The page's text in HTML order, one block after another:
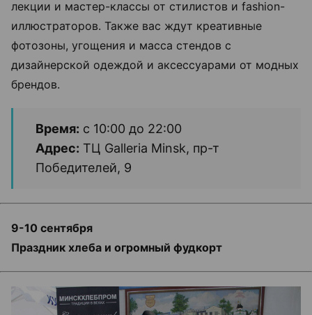
лекции и мастер-классы от стилистов и fashion-
иллюстраторов. Также вас ждут креативные
фотозоны, угощения и масса стендов с
дизайнерской одеждой и аксессуарами от модных
брендов.
Время: с 10:00 до 22:00
Адрес: ТЦ Galleria Minsk, пр-т
Победителей, 9
9-10 сентября
Праздник хлеба и огромный фудкорт